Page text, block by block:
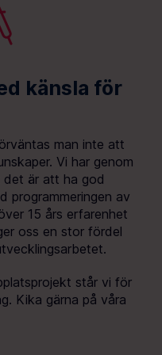
känsla för
man inte att
Vi har genom
det är att ha god
programmeringen av
15 års erfarenhet
oss en stor fördel
står vi för
Kika gärna på våra